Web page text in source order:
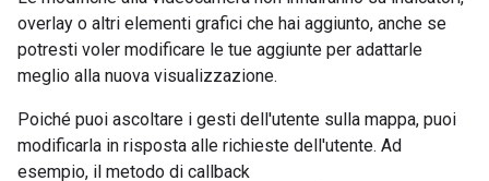
overlay o altri elementi grafici che hai aggiunto, anche se
potresti voler modificare le tue aggiunte per adattarle
meglio alla nuova visualizzazione.
Poiché puoi ascoltare i gesti dell'utente sulla mappa, puoi
modificarla in risposta alle richieste dell'utente. Ad
esempio, il metodo di callback